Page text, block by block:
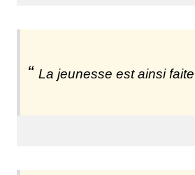
La jeunesse est ainsi